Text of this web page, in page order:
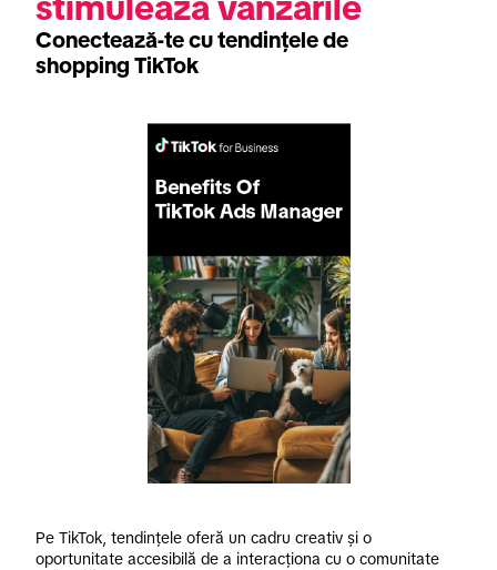
Conectează-te cu tendințele de
shopping TikTok
Pe TikTok, tendințele oferă un cadru creativ și o
oportunitate accesibilă de a interacționa cu o comunitate